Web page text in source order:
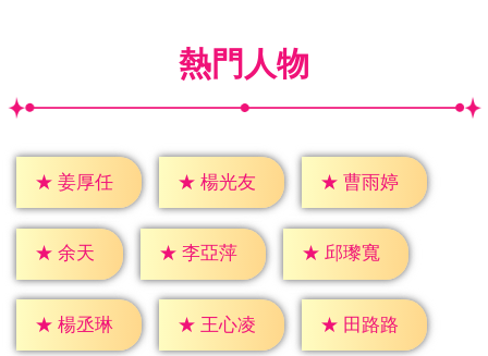
熱門人物
★ 姜厚任 ★ 楊光友 ★ 曹雨婷
★ 余天 ★ 李亞萍 ★ 邱瓈寬
★ 楊丞琳 ★ 王心凌 ★ 田路路